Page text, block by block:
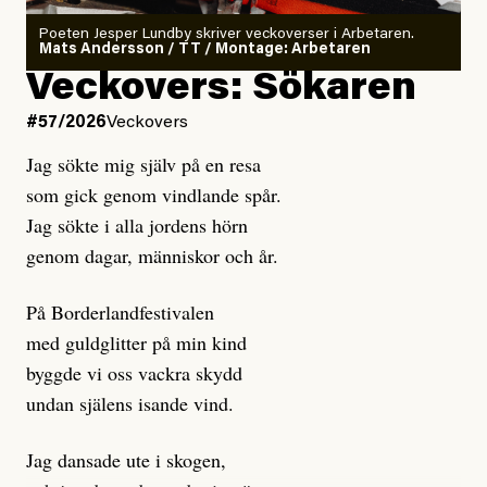
Poeten Jesper Lundby skriver veckoverser i Arbetaren.
Mats Andersson / TT / Montage: Arbetaren
Veckovers: Sökaren
#57/2026Veckovers
Jag sökte mig själv på en resa
som gick genom vindlande spår.
Jag sökte i alla jordens hörn
genom dagar, människor och år.
På Borderlandfestivalen
med guldglitter på min kind
byggde vi oss vackra skydd
undan själens isande vind.
Jag dansade ute i skogen,